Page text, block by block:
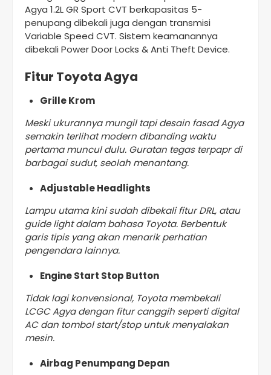
Agya 1.2L GR Sport CVT berkapasitas 5-
penupang dibekali juga dengan transmisi
Variable Speed CVT. Sistem keamanannya
dibekali Power Door Locks & Anti Theft Device.
Fitur Toyota Agya
Grille Krom
Meski ukurannya mungil tapi desain fasad Agya
semakin terlihat modern dibanding waktu
pertama muncul dulu. Guratan tegas terpapr di
barbagai sudut, seolah menantang.
Adjustable Headlights
Lampu utama kini sudah dibekali fitur DRL, atau
guide light dalam bahasa Toyota. Berbentuk
garis tipis yang akan menarik perhatian
pengendara lainnya.
Engine Start Stop Button
Tidak lagi konvensional, Toyota membekali
LCGC Agya dengan fitur canggih seperti digital
AC dan tombol start/stop untuk menyalakan
mesin.
Airbag Penumpang Depan